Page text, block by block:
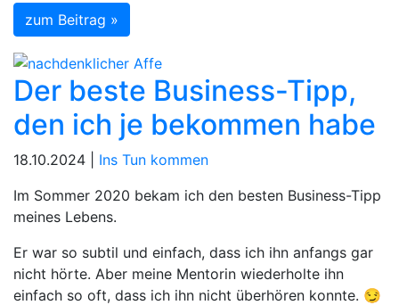
zum Beitrag »
Der beste Business-Tipp,
den ich je bekommen habe
18.10.2024 | Ins Tun kommen
Im Sommer 2020 bekam ich den besten Business-Tipp
meines Lebens.
Er war so subtil und einfach, dass ich ihn anfangs gar
nicht hörte. Aber meine Mentorin wiederholte ihn
einfach so oft, dass ich ihn nicht überhören konnte. 😏